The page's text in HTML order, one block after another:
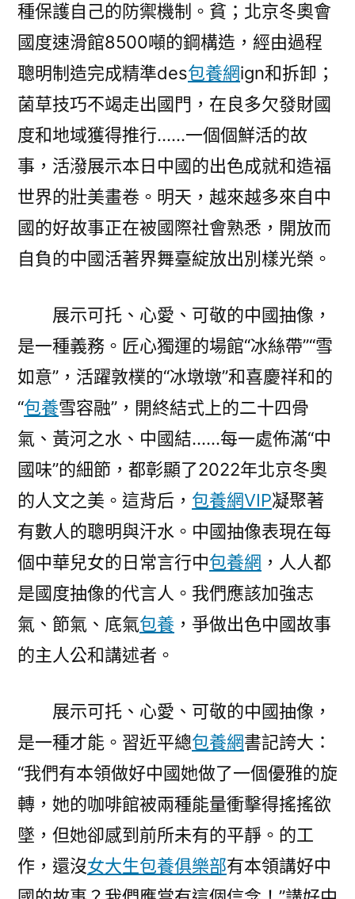
種保護自己的防禦機制。貧；北京冬奧會
國度速滑館8500噸的鋼構造，經由過程
聰明制造完成精準des包養網ign和拆卸；
菌草技巧不竭走出國門，在良多欠發財國
度和地域獲得推行……一個個鮮活的故
事，活潑展示本日中國的出色成就和造福
世界的壯美畫卷。明天，越來越多來自中
國的好故事正在被國際社會熟悉，開放而
自負的中國活著界舞臺綻放出別樣光榮。
展示可托、心愛、可敬的中國抽像，
是一種義務。匠心獨運的場館“冰絲帶”“雪
如意”，活躍敦樸的“冰墩墩”和喜慶祥和的
“包養雪容融”，開終結式上的二十四骨
氣、黃河之水、中國結……每一處佈滿“中
國味”的細節，都彰顯了2022年北京冬奧
的人文之美。這背后， 包養網VIP凝聚著
有數人的聰明與汗水。中國抽像表現在每
個中華兒女的日常言行中包養網 ，人人都
是國度抽像的代言人。我們應該加強志
氣、節氣、底氣包養 ，爭做出色中國故事
的主人公和講述者。
展示可托、心愛、可敬的中國抽像，
是一種才能。習近平總包養網書記誇大：
“我們有本領做好中國她做了一個優雅的旋
轉，她的咖啡館被兩種能量衝擊得搖搖欲
墜，但她卻感到前所未有的平靜。的工
作，還沒女大生包養俱樂部有本領講好中